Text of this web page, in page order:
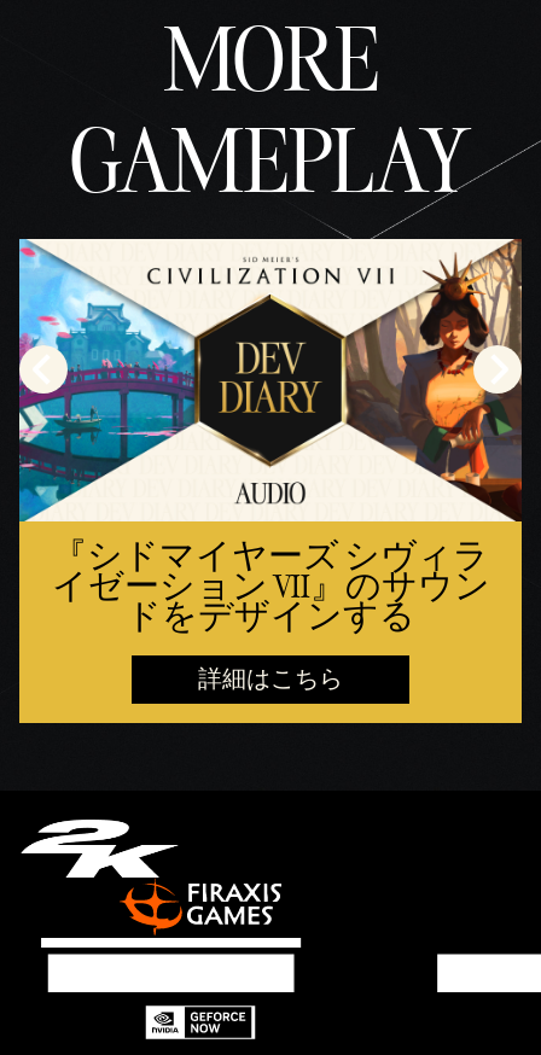
MORE
GAMEPLAY
『シドマイヤーズ シヴィラ
イゼーション VII』のサウン
ドをデザインする
詳細はこちら